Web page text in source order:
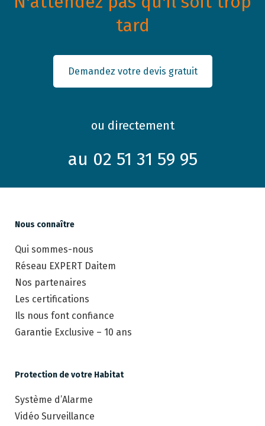
tard
Demandez votre devis gratuit
ou directement
au 02 51 31 59 95
Nous connaître
Qui sommes-nous
Réseau EXPERT Daitem
Nos partenaires
Les certifications
Ils nous font confiance
Garantie Exclusive – 10 ans
Protection de votre Habitat
Système d’Alarme
Vidéo Surveillance